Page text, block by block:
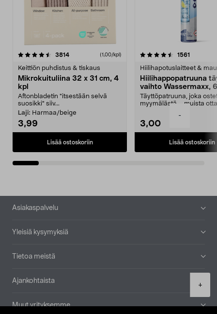
-
+
3814arvostelut (1,00/kpl)
Keittiön puhdistus & tiskaus
Mikrokuituliina 32 x 31 cm, 4
kpl
Aftonbladetin "itsestään selvä
suosikki" siiv...
Laji: Harmaa/beige
3,99
Lisää ostoskoriin
4.5viidestä
1561
Hiilihapotuslaitteet &
Hiilihappopatruuna
vaihto Wassermaxx,
Täyttöpatruuna, joka
myymälästä – muista
3,00
Lisää ostoskoriin
4.5viidestä
Alatunniste
Asiakaspalvelu
Yleisiä kysymyksiä
Tietoa meistä
Ajankohtaista
Muut yrityksemme